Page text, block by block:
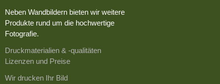
Neben Wandbildern bieten wir weitere
Produkte rund um die hochwertige
Fotografie.
Druckmaterialien & -qualitäten
Lizenzen und Preise
Wir drucken Ihr Bild